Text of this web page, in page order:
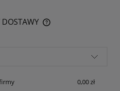
DOSTAWY
KOSZTÓW PŁATNOŚCI
0,00 zł